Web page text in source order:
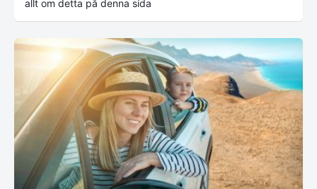
allt om detta på denna sida